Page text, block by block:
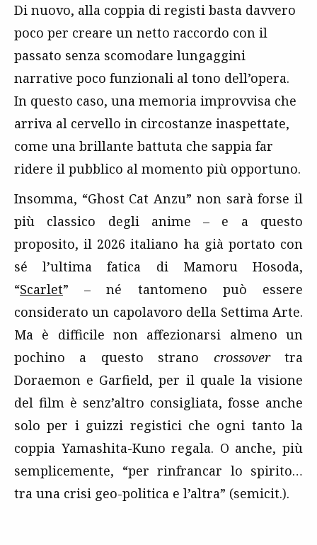
Di nuovo, alla coppia di registi basta davvero
poco per creare un netto raccordo con il
passato senza scomodare lungaggini
narrative poco funzionali al tono dell’opera.
In questo caso, una memoria improvvisa che
arriva al cervello in circostanze inaspettate,
come una brillante battuta che sappia far
ridere il pubblico al momento più opportuno.
Insomma, “Ghost Cat Anzu” non sarà forse il
più classico degli anime – e a questo
proposito, il 2026 italiano ha già portato con
sé l’ultima fatica di Mamoru Hosoda,
“Scarlet” – né tantomeno può essere
considerato un capolavoro della Settima Arte.
Ma è difficile non affezionarsi almeno un
pochino a questo strano crossovertra
Doraemon e Garfield, per il quale la visione
del film è senz’altro consigliata, fosse anche
solo per i guizzi registici che ogni tanto la
coppia Yamashita-Kuno regala. O anche, più
semplicemente, “per rinfrancar lo spirito…
tra una crisi geo-politica e l’altra” (semicit.).